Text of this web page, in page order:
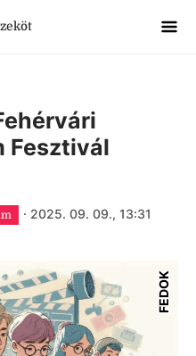
Fesztivál
· 2025. 09. 09., 13:31
FEDOK